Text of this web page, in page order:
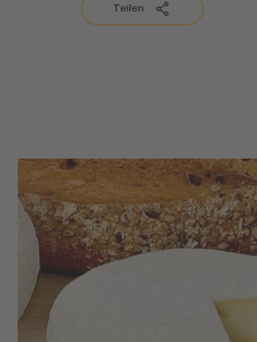
Teilen